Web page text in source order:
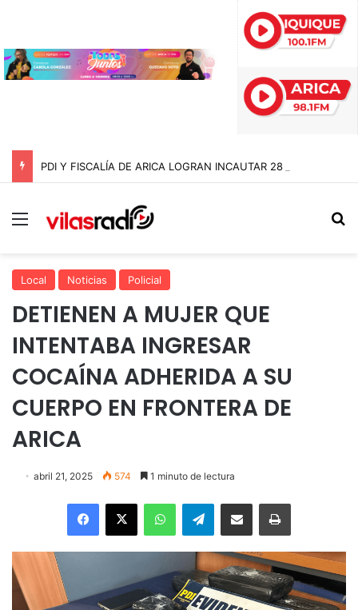
Menú
Local Noticias Policial
DETIENEN A MUJER QUE
INTENTABA INGRESAR
COCAÍNA ADHERIDA A SU
CUERPO EN FRONTERA DE
ARICA
abril 21, 2025 574 1 minuto de lectura
Facebook
X WhatsAppTelegramEnviar vía email Imprimir